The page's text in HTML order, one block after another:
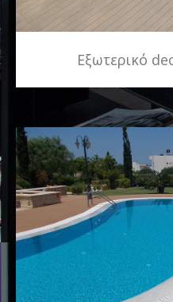
Εξωτερικό